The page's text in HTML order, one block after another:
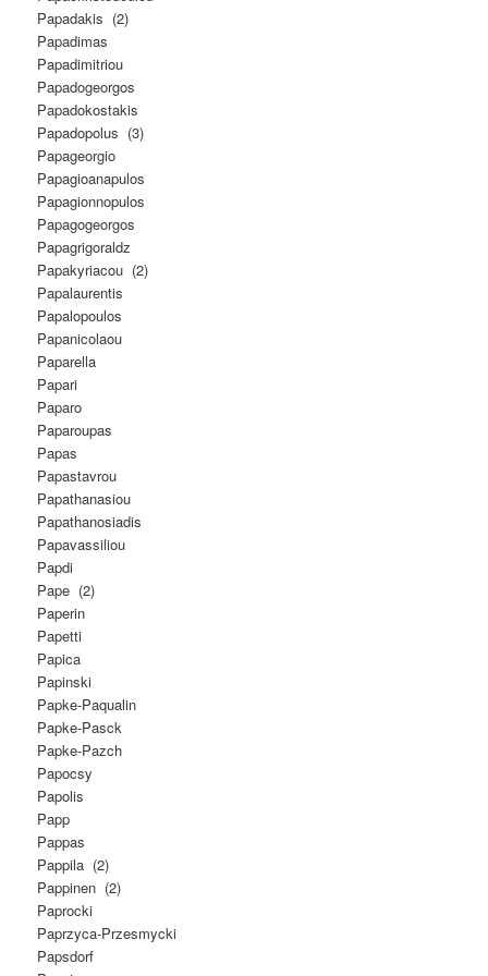
Papadakis (2)
Papadimas
Papadimitriou
Papadogeorgos
Papadokostakis
Papadopolus (3)
Papageorgio
Papagioanapulos
Papagionnopulos
Papagogeorgos
Papagrigoraldz
Papakyriacou (2)
Papalaurentis
Papalopoulos
Papanicolaou
Paparella
Papari
Paparo
Paparoupas
Papas
Papastavrou
Papathanasiou
Papathanosiadis
Papavassiliou
Papdi
Pape (2)
Paperin
Papetti
Papica
Papinski
Papke-Paqualin
Papke-Pasck
Papke-Pazch
Papocsy
Papolis
Papp
Pappas
Pappila (2)
Pappinen (2)
Paprocki
Paprzyca-Przesmycki
Papsdorf